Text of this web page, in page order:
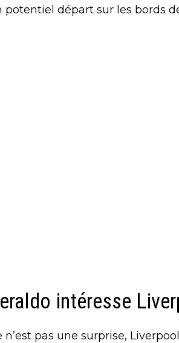
potentiel départ sur les bords
intéresse
n’est pas une surprise,